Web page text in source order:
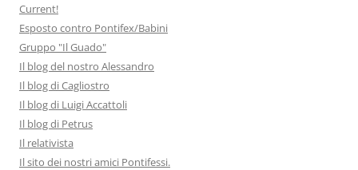
Current!
Esposto contro Pontifex/Babini
Gruppo "Il Guado"
Il blog del nostro Alessandro
Il blog di Cagliostro
Il blog di Luigi Accattoli
Il blog di Petrus
Il relativista
Il sito dei nostri amici Pontifessi.